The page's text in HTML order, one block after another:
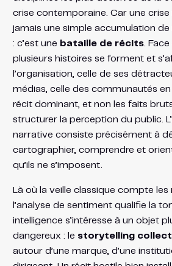
crise contemporaine. Car une crise
jamais une simple accumulation
: c’est une bataille de récits. Face
plusieurs histoires se forment et
l’organisation, celle de ses
médias, celle des communautés en
récit dominant, et non les faits
structurer la perception du public.
narrative consiste précisément à
cartographier, comprendre et
qu’ils ne s’imposent.
Là où la veille classique compte
l’analyse de sentiment qualifie la
intelligence s’intéresse à un objet
dangereux : le storytelling
autour d’une marque, d’une